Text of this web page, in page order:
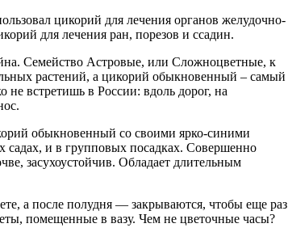
цикорий для лечения органов желудочно-
для лечения ран, порезов и ссадин.
Семейство Астровые, или Сложноцветные, к
растений, а цикорий обыкновенный – самый
не встретишь в России: вдоль дорог, на
обыкновенный со своими ярко-синими
и в групповых посадках. Совершенно
засухоустойчив. Обладает длительным
а после полудня — закрываются, чтобы еще раз
помещенные в вазу. Чем не цветочные часы?